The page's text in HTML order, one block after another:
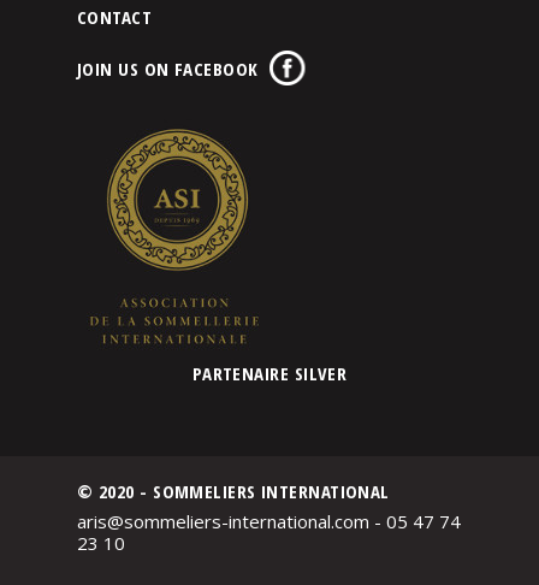
CONTACT
JOIN US ON FACEBOOK
PARTENAIRE SILVER
© 2020 - SOMMELIERS INTERNATIONAL
aris@sommeliers-international.com - 05 47 74
23 10